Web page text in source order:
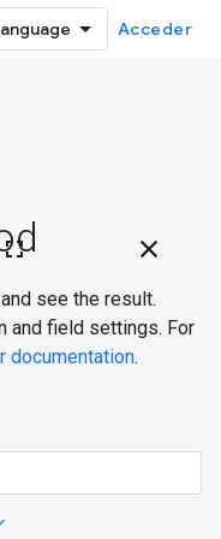
Acceder
Solicitud
HTTP
la solicitud